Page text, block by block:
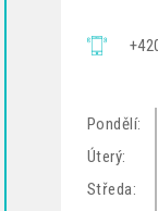
Pondělí:
Úterý:
Středa: